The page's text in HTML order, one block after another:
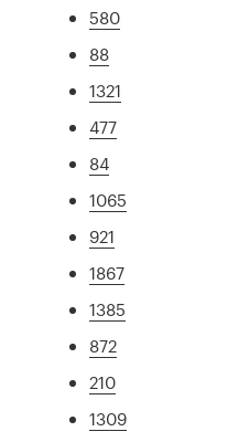
580
88
1321
477
84
1065
921
1867
1385
872
210
1309